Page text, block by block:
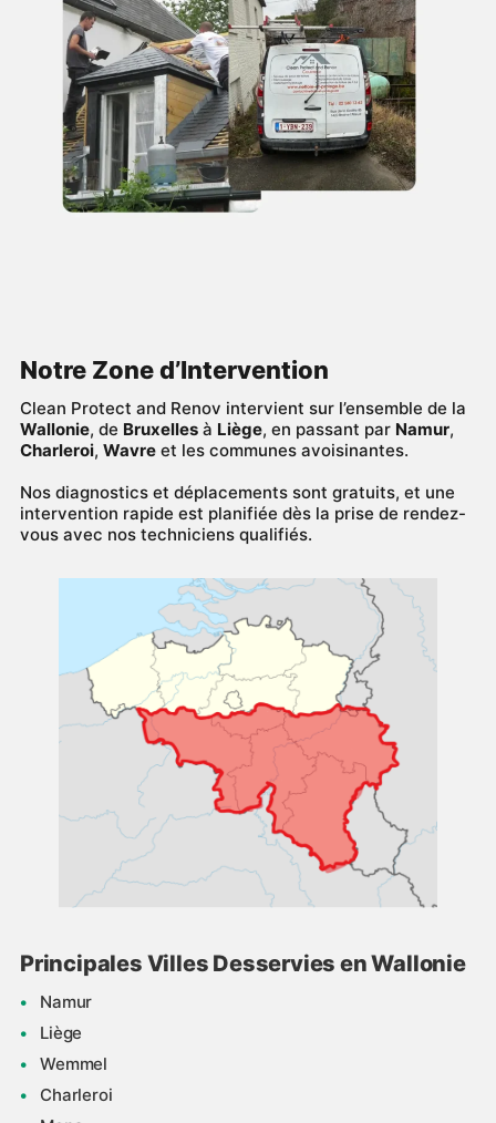
Notre Zone d’Intervention
Clean Protect and Renov intervient sur l’ensemble de la
Wallonie, de Bruxelles à Liège, en passant par Namur,
Charleroi, Wavre et les communes avoisinantes.
Nos diagnostics et déplacements sont gratuits, et une
intervention rapide est planifiée dès la prise de rendez-
vous avec nos techniciens qualifiés.
Principales Villes Desservies en Wallonie
Namur
Liège
Wemmel
Charleroi